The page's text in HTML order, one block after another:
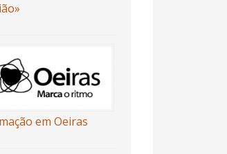
em Oeiras